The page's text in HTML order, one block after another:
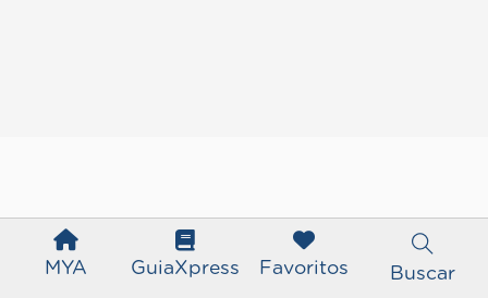
MYA GuiaXpress Favoritos Buscar